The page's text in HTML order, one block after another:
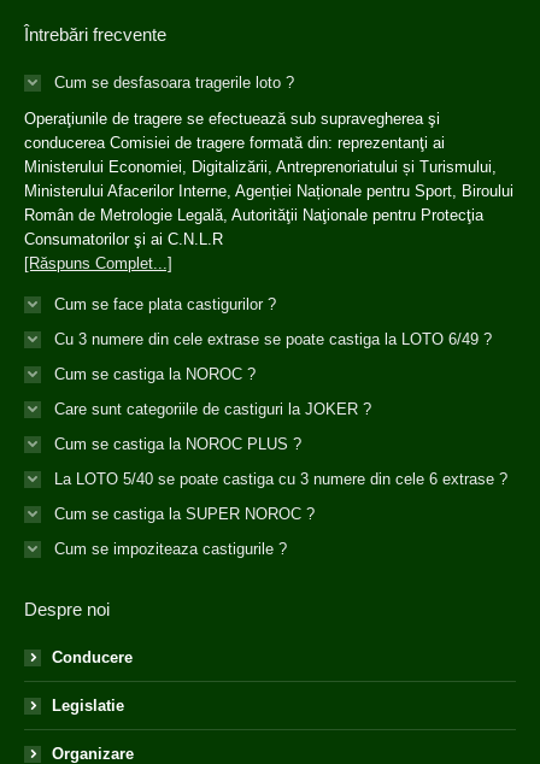
Întrebări frecvente
Cum se desfasoara tragerile loto ?
Operaţiunile de tragere se efectuează sub supravegherea şi
conducerea Comisiei de tragere formată din: reprezentanţi ai
Ministerului Economiei, Digitalizării, Antreprenoriatului și Turismului,
Ministerului Afacerilor Interne, Agenției Naționale pentru Sport, Biroului
Român de Metrologie Legală, Autorităţii Naţionale pentru Protecţia
Consumatorilor şi ai C.N.L.R
[Răspuns Complet...]
Cum se face plata castigurilor ?
Cu 3 numere din cele extrase se poate castiga la LOTO 6/49 ?
Cum se castiga la NOROC ?
Care sunt categoriile de castiguri la JOKER ?
Cum se castiga la NOROC PLUS ?
La LOTO 5/40 se poate castiga cu 3 numere din cele 6 extrase ?
Cum se castiga la SUPER NOROC ?
Cum se impoziteaza castigurile ?
Despre noi
Conducere
Legislatie
Organizare